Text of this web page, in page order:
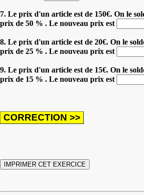
7. Le prix d'un article est de 150€. On le
prix de 50 % . Le nouveau prix est
8. Le prix d'un article est de 20€. On le
prix de 25 % . Le nouveau prix est
9. Le prix d'un article est de 15€. On le
prix de 15 % . Le nouveau prix est